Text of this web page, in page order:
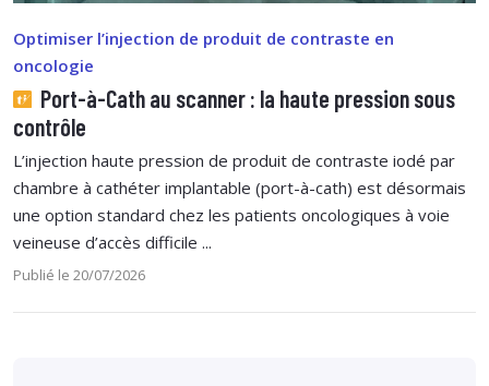
Optimiser l’injection de produit de contraste en
oncologie
Port-à-Cath au scanner : la haute pression sous
contrôle
L’injection haute pression de produit de contraste iodé par
chambre à cathéter implantable (port-à-cath) est désormais
une option standard chez les patients oncologiques à voie
veineuse d’accès difficile ...
Publié le 20/07/2026